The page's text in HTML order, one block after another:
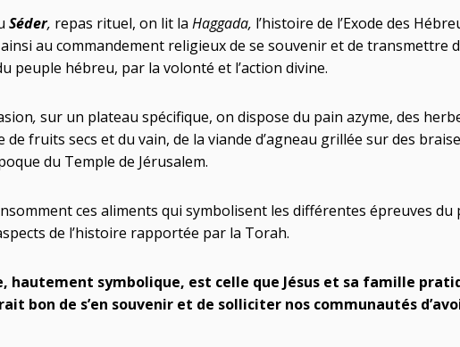
Séder, repas rituel, on lit la Haggada, l’histoire de l’Exode des
au commandement religieux de se souvenir et de transmettre
peuple hébreu, par la volonté et l’action divine.
, sur un plateau spécifique, on dispose du pain azyme, des
de fruits secs et du vain, de la viande d’agneau grillée sur des
du Temple de Jérusalem.
ces aliments qui symbolisent les différentes épreuves
de l’histoire rapportée par la Torah.
hautement symbolique, est celle que Jésus et sa famille
bon de s’en souvenir et de solliciter nos communautés